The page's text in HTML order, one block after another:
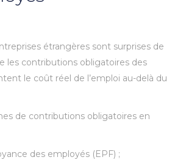
étrangères sont surprises de
les contributions obligatoires des
le coût réel de l’emploi au-delà du
de contributions obligatoires en
des employés (EPF) ;